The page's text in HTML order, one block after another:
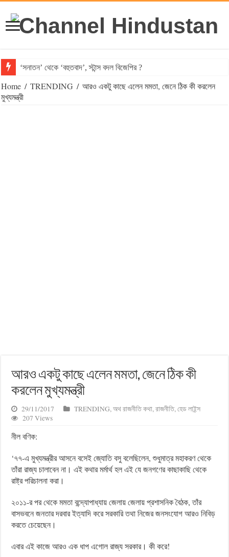
‘সনাতন’ থেকে ‘বহুতবাদ’, স্টান্স বদল বিজেপির ?
Home / TRENDING / আরও একটু কাছে এলেন মমতা, জেনে ঠিক কী করলেন
মুখ্যমন্ত্রী
আরও একটু কাছে এলেন মমতা, জেনে ঠিক কী
করলেন মুখ্যমন্ত্রী
29/11/2017 TRENDING,অথ রাজনীতি কথা,রাজনীতি,হেড লাইন্স
207 Views
নীল বণিক:
‘৭৭-এ মুখ্যমন্ত্রীর আসনে বসেই জ্যোতি বসু বলেছিলেন, শুধুমাত্র মহাকরণ থেকে
তাঁরা রাজ্য চালাবেন না। এই কথার মর্মার্থ হল এই যে জনগণের কাছাকাছি থেকে
রাষ্ট্র পরিচালনা করা।
২০১১-র পর থেকে মমতা বন্দ্যোপাধ্যায় জেলায় জেলায় প্রশাসনিক বৈঠক, তাঁর
বাসভবনে জনতার দরবার ইত্যাদি করে সরকারি তথা নিজের জনসংযোগ আরও নিবিড়
করতে চেয়েছেন।
এবার এই কাজে আরও এক ধাপ এগোল রাজ্য সরকার। কী করে!